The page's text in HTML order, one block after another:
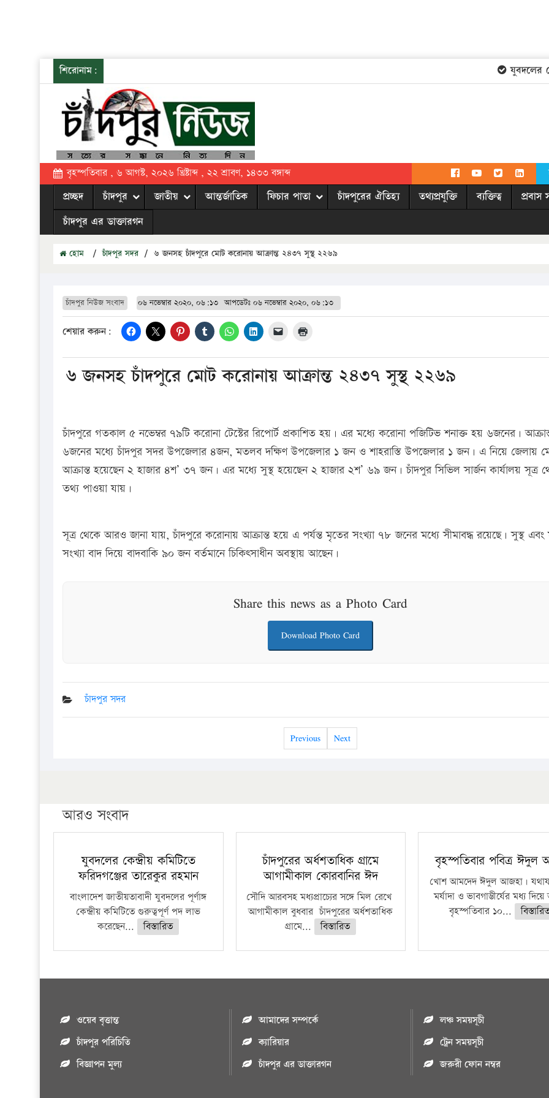
শিরোনাম: যুবদলের
বৃহস্পতিবার , ৬ আগস্ট, ২০২৬ খ্রিষ্টাব্দ , ২২ শ্রাবণ, ১৪৩৩ বঙ্গাব্দ
প্রচ্ছদ চাঁদপুর জাতীয় আন্তর্জাতিক ফিচার পাতা চাঁদপুরের ঐতিহ্য তথ্যপ্রযুক্তি ব্যক্তিত্ব প্রবাস
চাঁদপুর এর ডাক্তারগন
হোম / চাঁদপুর সদর / ৬ জনসহ চাঁদপুরে মোট করোনায় আক্রান্ত ২৪৩৭ সুস্থ ২২৬৯
চাঁদপুর নিউজ সংবাদ ০৬ নভেম্বার ২০২০, ০৬:১৩ আপডেটঃ ০৬ নভেম্বার ২০২০, ০৬:১৩
শেয়ার করুন:
৬ জনসহ চাঁদপুরে মোট করোনায় আক্রান্ত ২৪৩৭ সুস্থ ২২৬৯
চাঁদপুরে গতকাল ৫ নভেম্বর ৭৯টি করোনা টেস্টের রিপোর্ট প্রকাশিত হয়। এর মধ্যে করোনা পজিটিভ শনাক্ত হয় ৬জনের।
৬জনের মধ্যে চাঁদপুর সদর উপজেলার ৪জন, মতলব দক্ষিণ উপজেলার ১ জন ও শাহরাস্তি উপজেলার ১ জন। এ নিয়ে জেলায়
আক্রান্ত হয়েছেন ২ হাজার ৪শ’ ৩৭ জন। এর মধ্যে সুস্থ হয়েছেন ২ হাজার ২শ’ ৬৯ জন। চাঁদপুর সিভিল সার্জন কার্যালয় সূত্র
তথ্য পাওয়া যায়।
সূত্র থেকে আরও জানা যায়, চাঁদপুরে করোনায় আক্রান্ত হয়ে এ পর্যন্ত মৃতের সংখ্যা ৭৮ জনের মধ্যে সীমাবদ্ধ রয়েছে। সুস্থ
সংখ্যা বাদ দিয়ে বাদবাকি ৯০ জন বর্তমানে চিকিৎসাধীন অবস্থায় আছেন।
Share this news as a Photo Card
Download Photo Card
চাঁদপুর সদর
Previous Next
আরও সংবাদ
যুবদলের কেন্দ্রীয় কমিটিতে
ফরিদগঞ্জের তারেকুর রহমান
বাংলাদেশ জাতীয়তাবাদী যুবদলের পূর্ণাঙ্গ
কেন্দ্রীয় কমিটিতে গুরুত্বপূর্ণ পদ লাভ
করেছেন...
বিস্তারিত
চাঁদপুরের অর্ধশতাধিক গ্রামে
আগামীকাল কোরবানির ঈদ
সৌদি আরবসহ মধ্যপ্রাচ্যের সঙ্গে মিল রেখে
আগামীকাল বুধবার চাঁদপুরের অর্ধশতাধিক
গ্রামে...
বিস্তারিত
বৃহস্পতিবার পবিত্র ঈদুল
খোশ আমদেদ ঈদুল আজহা।
মর্যাদা ও ভাবগাম্ভীর্যের মধ্য
বৃহস্পতিবার ১০...
ওয়েব বৃত্তান্ত
চাঁদপুর পরিচিতি
বিজ্ঞাপন মুল্য
আমাদের সম্পর্কে
ক্যারিয়ার
চাঁদপুর এর ডাক্তারগন
লঞ্চ সময়সূচী
ট্রেন সময়সূচী
জরুরী ফোন নম্বর